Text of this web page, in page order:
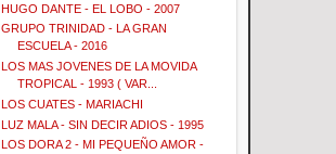
HUGO DANTE - EL LOBO - 2007
GRUPO TRINIDAD - LA GRAN
ESCUELA - 2016
LOS MAS JOVENES DE LA MOVIDA
TROPICAL - 1993 ( VAR...
LOS CUATES - MARIACHI
LUZ MALA - SIN DECIR ADIOS - 1995
LOS DORA 2 - MI PEQUEÑO AMOR -